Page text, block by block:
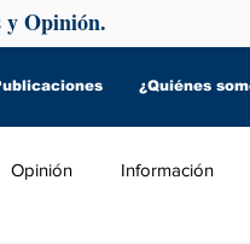
¿Quiénes
Opinión.
Opinión Información